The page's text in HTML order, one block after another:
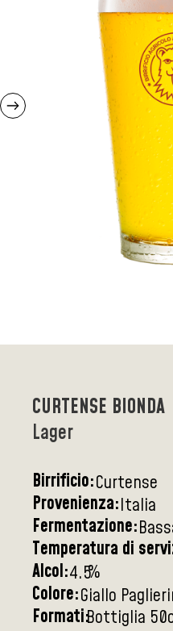
CURTENSE BIONDA
Lager
Birrificio:Curtense
Provenienza:Italia
Fermentazione:
Temperatura di
Alcol:4.5%
Colore:Giallo
Formati:Bottiglia